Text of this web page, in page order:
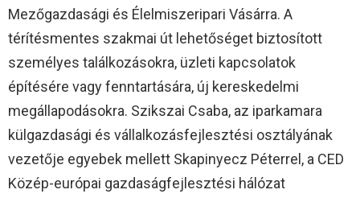
Mezőgazdasági és Élelmiszeripari Vásárra. A
térítésmentes szakmai út lehetőséget biztosított
személyes találkozásokra, üzleti kapcsolatok
építésére vagy fenntartására, új kereskedelmi
megállapodásokra. Szikszai Csaba, az iparkamara
külgazdasági és vállalkozásfejlesztési osztályának
vezetője egyebek mellett Skapinyecz Péterrel, a CED
Közép-európai gazdaságfejlesztési hálózat